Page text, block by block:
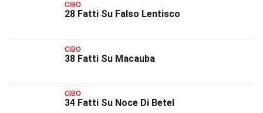
CIBO
28 Fatti Su Falso Lentisco
CIBO
38 Fatti Su Macauba
CIBO
34 Fatti Su Noce Di Betel